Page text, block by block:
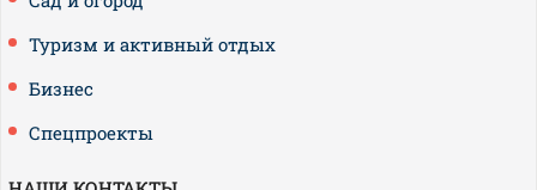
Туризм и активный отдых
Бизнес
Спецпроекты